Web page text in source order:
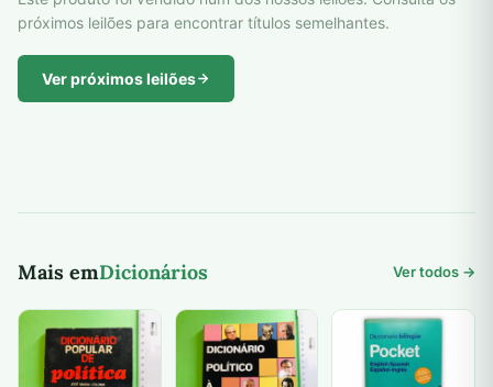
próximos leilões para encontrar títulos semelhantes.
Ver próximos leilões
Mais emDicionários Ver todos →